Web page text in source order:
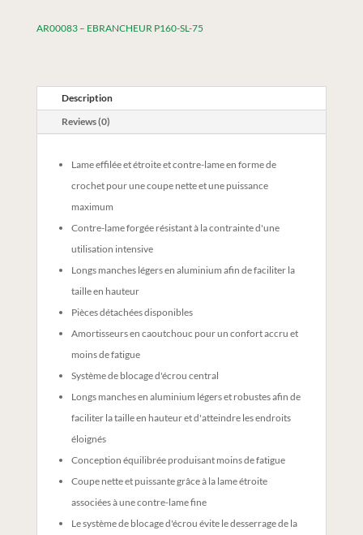
AR00083 – EBRANCHEUR P160-SL-75
Description
Reviews (0)
Lame effilée et étroite et contre-lame en forme de
crochet pour une coupe nette et une puissance
maximum
Contre-lame forgée résistant à la contrainte d'une
utilisation intensive
Longs manches légers en aluminium afin de faciliter la
taille en hauteur
Pièces détachées disponibles
Amortisseurs en caoutchouc pour un confort accru et
moins de fatigue
Système de blocage d'écrou central
Longs manches en aluminium légers et robustes afin de
faciliter la taille en hauteur et d'atteindre les endroits
éloignés
Conception équilibrée produisant moins de fatigue
Coupe nette et puissante grâce à la lame étroite
associées à une contre-lame fine
Le système de blocage d'écrou évite le desserrage de la